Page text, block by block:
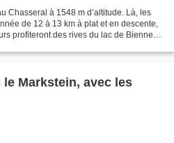
Chasseral à 1548 m d’altitude. Là, les
de 12 à 13 km à plat et en descente,
profiteront des rives du lac de Bienne et
Markstein, avec les